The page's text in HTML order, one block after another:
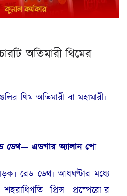
অতিমারী থিমের
থিম অতিমারী বা মহামারী৷
ডেথ— এডগারঅ্যালান পো
রেড ডেথ৷ আধঘণ্টার মধ্যে
শহরাধিপতি প্রিন্স প্রস্পেরো-র